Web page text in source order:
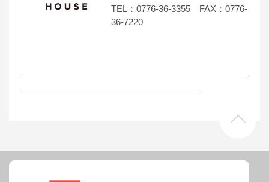
TEL：0776-36-3355 FAX：0776-
36-7220
―――――――――――――――――――――――――
――――――――――――――――――――